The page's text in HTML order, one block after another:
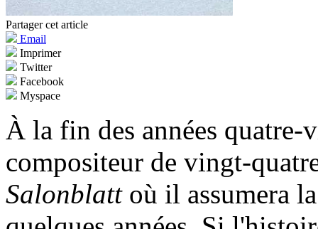
Partager cet article
Email
Imprimer
Twitter
Facebook
Myspace
À la fin des années
compositeur de vingt-
Salonblattoù il assumera